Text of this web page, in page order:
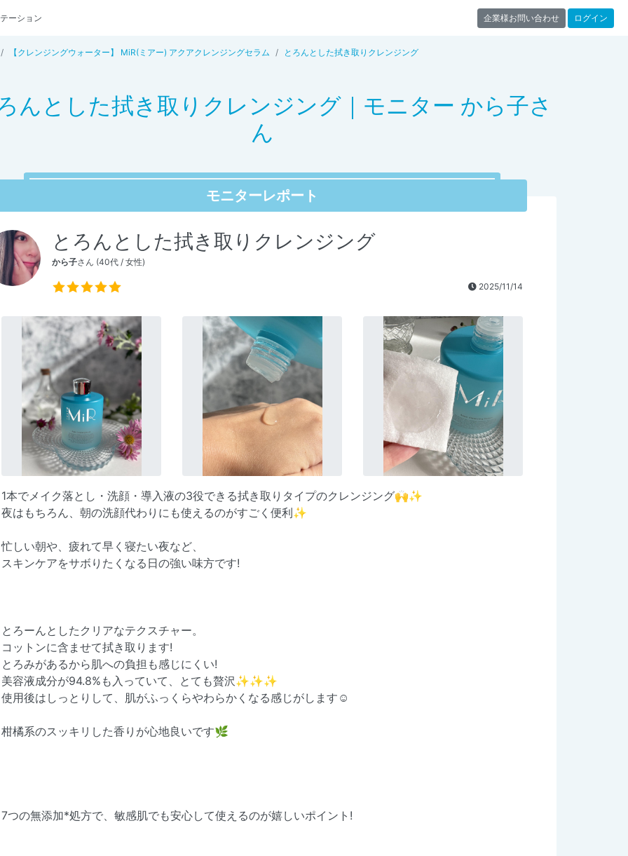
ーション 企業様お問い合わせ ログイン
【クレンジングウォーター】 MiR(ミアー) アクアクレンジングセラム とろんとした拭き取りクレンジング
んとした拭き取りクレンジング｜モニター から子さ
ん
モニターレポート
とろんとした拭き取りクレンジング
から子さん (40代 / 女性)
2025/11/14
1本でメイク落とし・洗顔・導入液の3役できる拭き取りタイプのクレンジング🙌✨
夜はもちろん、朝の洗顔代わりにも使えるのがすごく便利✨
忙しい朝や、疲れて早く寝たい夜など、
スキンケアをサボりたくなる日の強い味方です!
とろーんとしたクリアなテクスチャー。
コットンに含ませて拭き取ります!
とろみがあるから肌への負担も感じにくい!
美容液成分が94.8%も入っていて、とても贅沢✨✨✨
使用後はしっとりして、肌がふっくらやわらかくなる感じがします☺️
柑橘系のスッキリした香りが心地良いです🌿
7つの無添加*処方で、敏感肌でも安心して使えるのが嬉しいポイント!